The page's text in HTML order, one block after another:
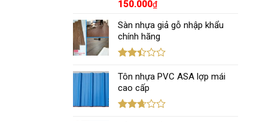
Được
hạng
3.005
sao
150.000₫
Sàn nhựa giả gỗ nhập khẩu
chính hãng
xếp
hạng
5 sao
Tôn nhựa PVC ASA lợp mái
cao cấp